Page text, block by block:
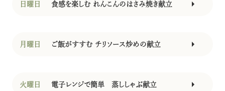
日曜日 食感を楽しむ れんこんのはさみ焼き献立
月曜日 ご飯がすすむ チリソース炒めの献立
火曜日 電子レンジで簡単 蒸ししゃぶ献立